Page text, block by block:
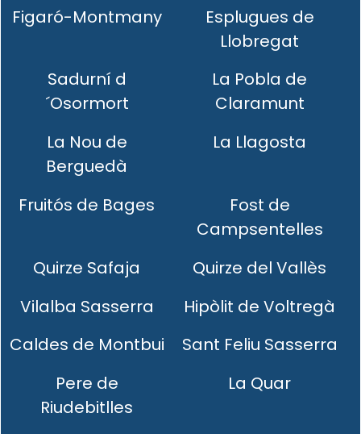
Figaró-Montmany
Esplugues de
Llobregat
Sadurní d
´Osormort
La Pobla de
Claramunt
La Nou de
Berguedà
La Llagosta
Fruitós de Bages
Fost de
Campsentelles
Quirze Safaja
Quirze del Vallès
Vilalba Sasserra
Hipòlit de Voltregà
Caldes de Montbui
Sant Feliu Sasserra
Pere de
Riudebitlles
La Quar